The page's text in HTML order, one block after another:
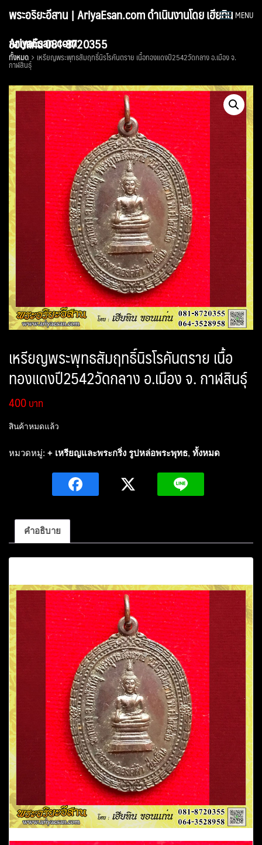
พระอริยะอีสาน | AriyaEsan.com ดำเนินงานโดย เฮียทิน
ขอนแก่น 081-8720355
MENU
AriyaEsan.com
ทั้งหมด เหรียญพระพุทธสัมฤทธิ์นิรโรคันตราย เนื้อทองแดงปี2542วัดกลาง อ.เมือง จ.
กาฬสินธุ์
เหรียญพระพุทธสัมฤทธิ์นิรโรคันตราย เนื้อ
ทองแดงปี2542วัดกลาง อ.เมือง จ. กาฬสินธุ์
400
สินค้าหมดแล้ว
หมวดหมู่: + เหรียญและพระกริ่ง รูปหล่อพระพุทธ, ทั้งหมด
คำอธิบาย